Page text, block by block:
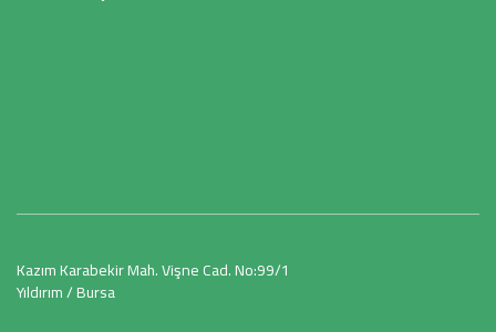
Kazım Karabekir Mah. Vişne Cad. No:99/1
Yıldırım / Bursa